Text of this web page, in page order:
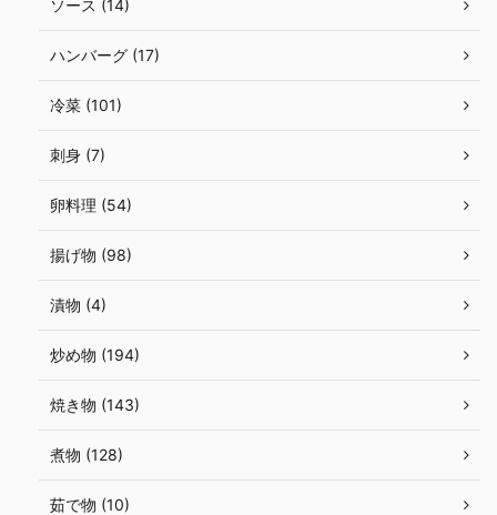
ソース (14)
ハンバーグ (17)
冷菜 (101)
刺身 (7)
卵料理 (54)
揚げ物 (98)
漬物 (4)
炒め物 (194)
焼き物 (143)
煮物 (128)
茹で物 (10)